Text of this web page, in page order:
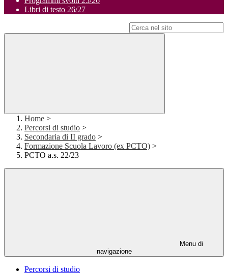
Libri di testo 26/27
Home >
Percorsi di studio >
Secondaria di II grado >
Formazione Scuola Lavoro (ex PCTO) >
PCTO a.s. 22/23
Menu di
navigazione
Percorsi di studio